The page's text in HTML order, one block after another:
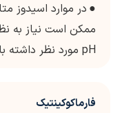
● در موارد اسیدوز
ممکن است نیاز به
pH مورد نظر داشته باشد.
فارماکوکینتیک